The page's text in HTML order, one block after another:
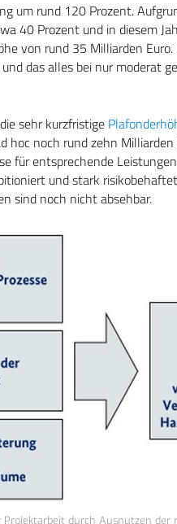
um rund 120 Prozent.
40 Prozent und in diesem
von rund 35 Milliarden
das alles bei nur moderat
sehr kurzfristige
hoc noch rund zehn
für entsprechende
und stark
sind noch nicht absehbar.
Projektarbeit durch Ausnutzen